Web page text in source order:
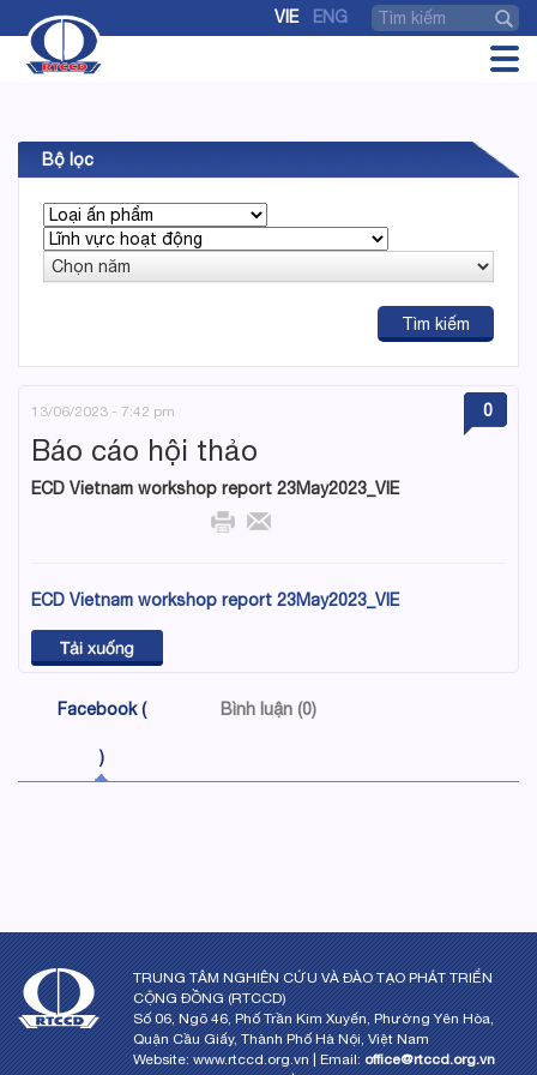
VIE ENG
Bộ lọc
13/06/2023 - 7:42 pm 0
Báo cáo hội thảo
ECD Vietnam workshop report 23May2023_VIE
ECD Vietnam workshop report 23May2023_VIE
Facebook (
)
Bình luận (0)
TRUNG TÂM NGHIÊN CỨU VÀ ĐÀO TẠO PHÁT TRIỂN
CỘNG ĐỒNG (RTCCD)
Số 06, Ngõ 46, Phố Trần Kim Xuyến, Phường Yên Hòa,
Quận Cầu Giấy, Thành Phố Hà Nội, Việt Nam
Website: www.rtccd.org.vn | Email:office@rtccd.org.vn